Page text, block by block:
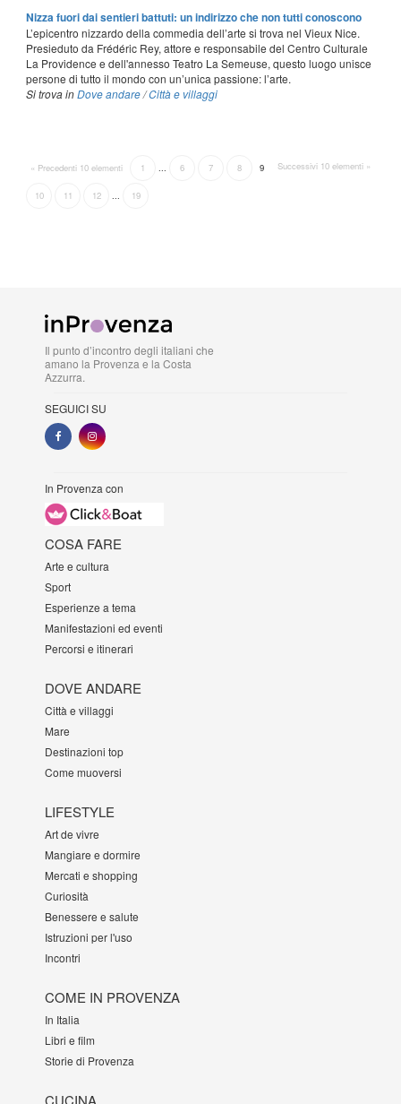
Nizza fuori dai sentieri battuti: un indirizzo che non tutti conoscono
L’epicentro nizzardo della commedia dell’arte si trova nel Vieux Nice.
Presieduto da Frédéric Rey, attore e responsabile del Centro Culturale
La Providence e dell'annesso Teatro La Semeuse, questo luogo unisce
persone di tutto il mondo con un’unica passione: l’arte.
Si trova in Dove andare /Città e villaggi
« Precedenti 10 elementi Successivi 10 elementi »
1 ... 6 7 8 9
10 11 12 19
Il punto d’incontro degli italiani che
amano la Provenza e la Costa
Azzurra.
SEGUICI SU
In Provenza con
COSA FARE
Arte e cultura
Sport
Esperienze a tema
Manifestazioni ed eventi
Percorsi e itinerari
DOVE ANDARE
Città e villaggi
Mare
Destinazioni top
Come muoversi
LIFESTYLE
Art de vivre
Mangiare e dormire
Mercati e shopping
Curiosità
Benessere e salute
Istruzioni per l'uso
Incontri
COME IN PROVENZA
In Italia
Libri e film
Storie di Provenza